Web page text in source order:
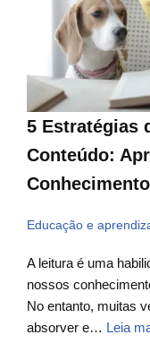
5 Estratégias
Conteúdo:
Educação e
A leitura é uma
nossos
No entanto, muitas
absorver e… Leia